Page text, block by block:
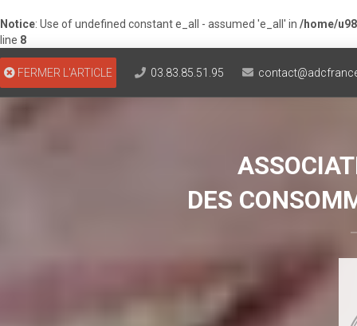
Notice: Use of undefined constant e_all - assumed 'e_all' in /home/
line 8
FERMER L'ARTICLE 03.83.85.51.95
DES